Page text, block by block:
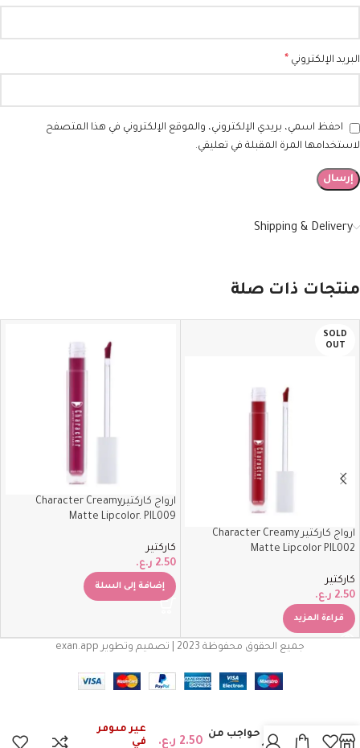
البريد الإلكتروني *
احفظ اسمي، بريدي الإلكتروني، والموقع الإلكتروني في هذا المتصفح
لاستخدامها المرة المقبلة في تعليقي.
Shipping & Delivery
منتجات ذات صلة
SOLD
OUT
ارواج كاركتير Character Creamy
Matte Lipcolor PIL002
كاركتير
2.50 ر.ع.
قراءة المزيد
ارواج كاركتيرCharacter Creamy
Matte Lipcolor. PIL009
كاركتير
2.50 ر.ع.
إضافة إلى السلة
جميع الحقوق محفوظة 2023 | تصميم وتطوير exan.app
قلم رسم حواجب من
2.50 ر.ع.
غير متوفر
في